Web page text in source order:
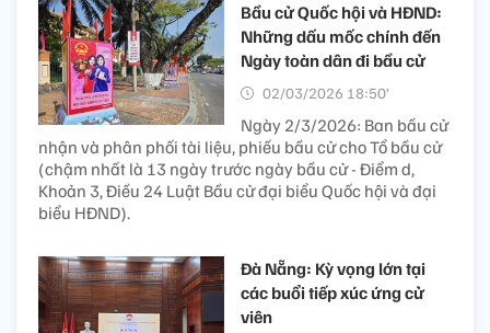
Bầu cử Quốc hội và HĐND:
Những dấu mốc chính đến
Ngày toàn dân đi bầu cử
02/03/2026 18:50’
Ngày 2/3/2026: Ban bầu cử
nhận và phân phối tài liệu, phiếu bầu cử cho Tổ bầu cử
(chậm nhất là 13 ngày trước ngày bầu cử - Điểm d,
Khoản 3, Điều 24 Luật Bầu cử đại biểu Quốc hội và đại
biểu HĐND).
Đà Nẵng: Kỳ vọng lớn tại
các buổi tiếp xúc ứng cử
viên